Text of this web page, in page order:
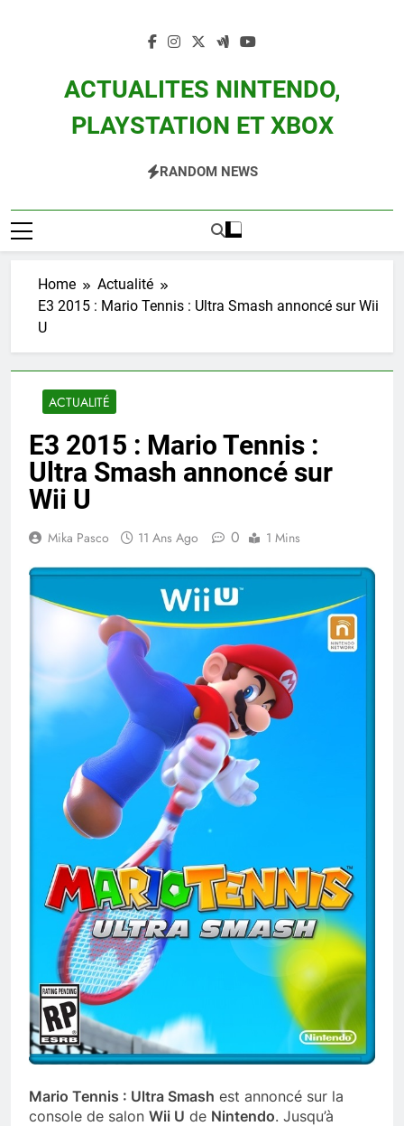
ACTUALITES NINTENDO,
PLAYSTATION ET XBOX
Zelda, Splatoon, Pokemon Entre Autres
RANDOM NEWS
Home
Actualité
E3 2015 : Mario Tennis : Ultra Smash annoncé sur Wii
U
ACTUALITÉ
E3 2015 : Mario Tennis :
Ultra Smash annoncé sur
Wii U
Mika Pasco 11 Ans Ago 0 1 Mins
Mario Tennis : Ultra Smash est annoncé sur la
console de salon Wii U de Nintendo. Jusqu’à